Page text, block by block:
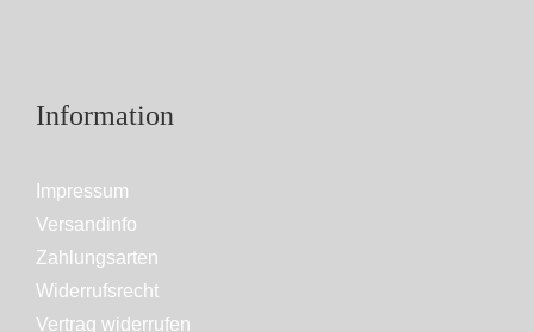
Information
Impressum
Versandinfo
Zahlungsarten
Widerrufsrecht
Vertrag widerrufen